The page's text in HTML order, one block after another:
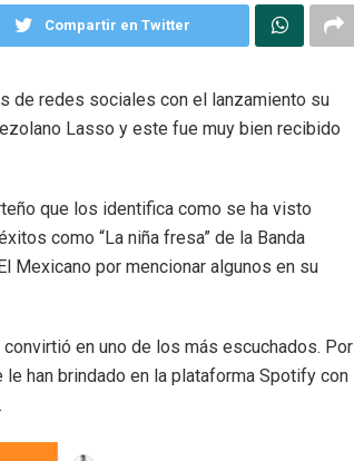
Compartir en Twitter
de redes sociales con el lanzamiento su
Lasso y este fue muy bien recibido
que los identifica como se ha visto
como “La niña fresa” de la Banda
Mexicano por mencionar algunos en su
en uno de los más escuchados. Por
han brindado en la plataforma Spotify con